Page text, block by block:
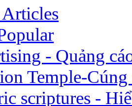
- Quảng
Temple-
scriptures -